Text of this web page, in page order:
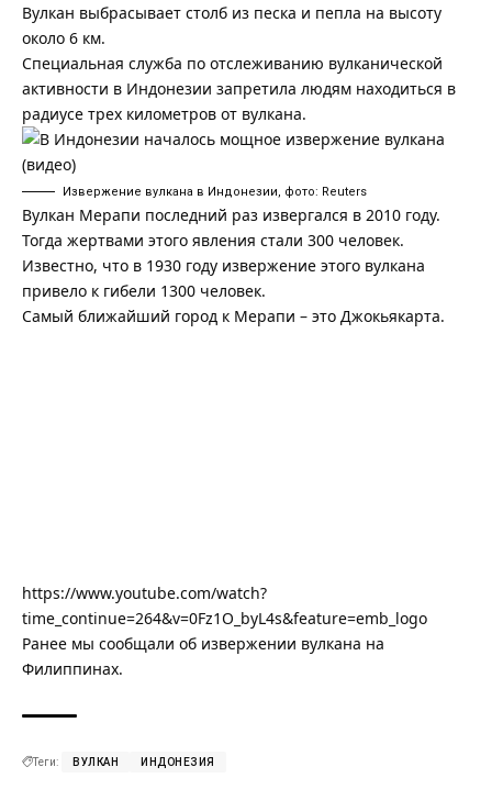
Вулкан выбрасывает столб из песка и пепла на высоту
около 6 км.
Специальная служба по отслеживанию вулканической
активности в Индонезии запретила людям находиться в
радиусе трех километров от вулкана.
Извержение вулкана в Индонезии, фото: Reuters
Вулкан Мерапи последний раз извергался в 2010 году.
Тогда жертвами этого явления стали 300 человек.
Известно, что в 1930 году извержение этого вулкана
привело к гибели 1300 человек.
Самый ближайший город к Мерапи – это Джокьякарта.
https://www.youtube.com/watch?
time_continue=264&v=0Fz1O_byL4s&feature=emb_logo
Ранее мы сообщали об извержении вулкана на
Филиппинах.
Теги: ВУЛКАН ИНДОНЕЗИЯ